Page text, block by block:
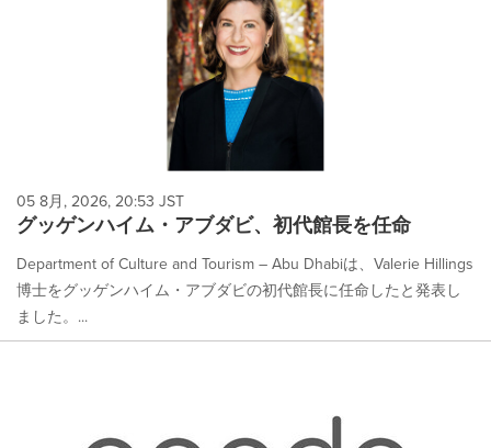
05 8月, 2026, 20:53 JST
グッゲンハイム・アブダビ、初代館長を任命
Department of Culture and Tourism – Abu Dhabiは、Valerie Hillings
博士をグッゲンハイム・アブダビの初代館長に任命したと発表し
ました。...